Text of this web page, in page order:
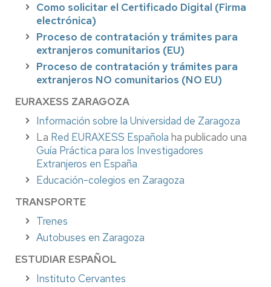
Como solicitar el Certificado Digital (Firma
electrónica)
Proceso de contratación y trámites para
extranjeros comunitarios (EU)
Proceso de contratación y trámites para
extranjeros NO comunitarios (NO EU)
EURAXESS ZARAGOZA
Información sobre la Universidad de Zaragoza
La Red EURAXESS Española ha publicado una
Guía Práctica para los Investigadores
Extranjeros en España
Educación-colegios en Zaragoza
TRANSPORTE
Trenes
Autobuses en Zaragoza
ESTUDIAR ESPAÑOL
Instituto Cervantes